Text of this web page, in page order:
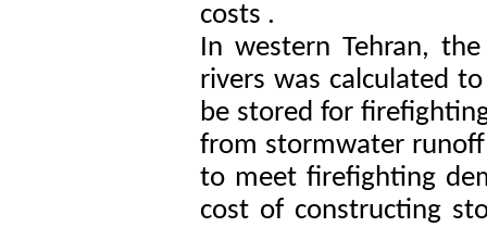
costs .
In western Tehran,
rivers was calculated
be stored for
from stormwater
to meet firefighting
cost of constructing